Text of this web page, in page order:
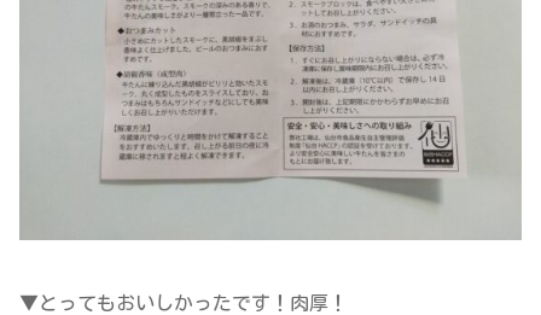
▼とってもおいしかったです！肉厚！